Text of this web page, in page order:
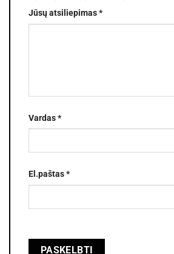
Jūsų atsiliepimas*
Vardas*
El.paštas*